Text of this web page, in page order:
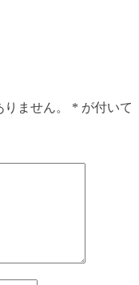
ません。 * が付いて